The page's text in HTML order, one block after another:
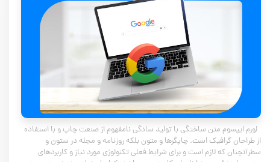
لورم ایپسوم متن ساختگی با تولید سادگی نامفهوم از صنعت چاپ و با استفاده
از طراحان گرافیک است. چاپگرها و متون بلکه روزنامه و مجله در ستون و
سطرآنچنان که لازم است و برای شرایط فعلی تکنولوژی مورد نیاز و کاربردهای